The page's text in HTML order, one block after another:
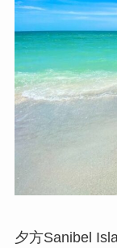
夕方Sanibel